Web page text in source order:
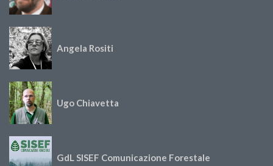
Angela Rositi
Ugo Chiavetta
GdL SISEF Comunicazione Forestale